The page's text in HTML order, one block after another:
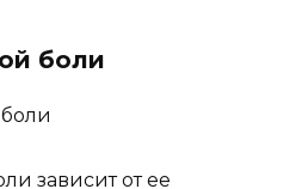
боли
зависит от ее